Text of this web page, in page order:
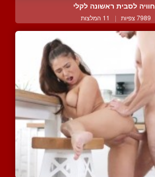
חוויה לסבית ראשונה לקלי
7989 צפיות | 11 המלצות